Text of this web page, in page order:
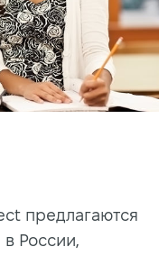
предлагаются
России,